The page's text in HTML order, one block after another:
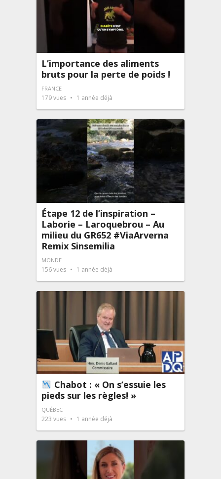
L’importance des aliments
bruts pour la perte de poids !
FRANCE
179vues 1 année déjà
Étape 12 de l’inspiration –
Laborie – Laroquebrou – Au
milieu du GR652 #ViaArverna
Remix Sinsemilia
MONDE
156vues 1 année déjà
Chabot : « On s’essuie les
pieds sur les règles! »
QUÉBEC
223 vues 1 année déjà